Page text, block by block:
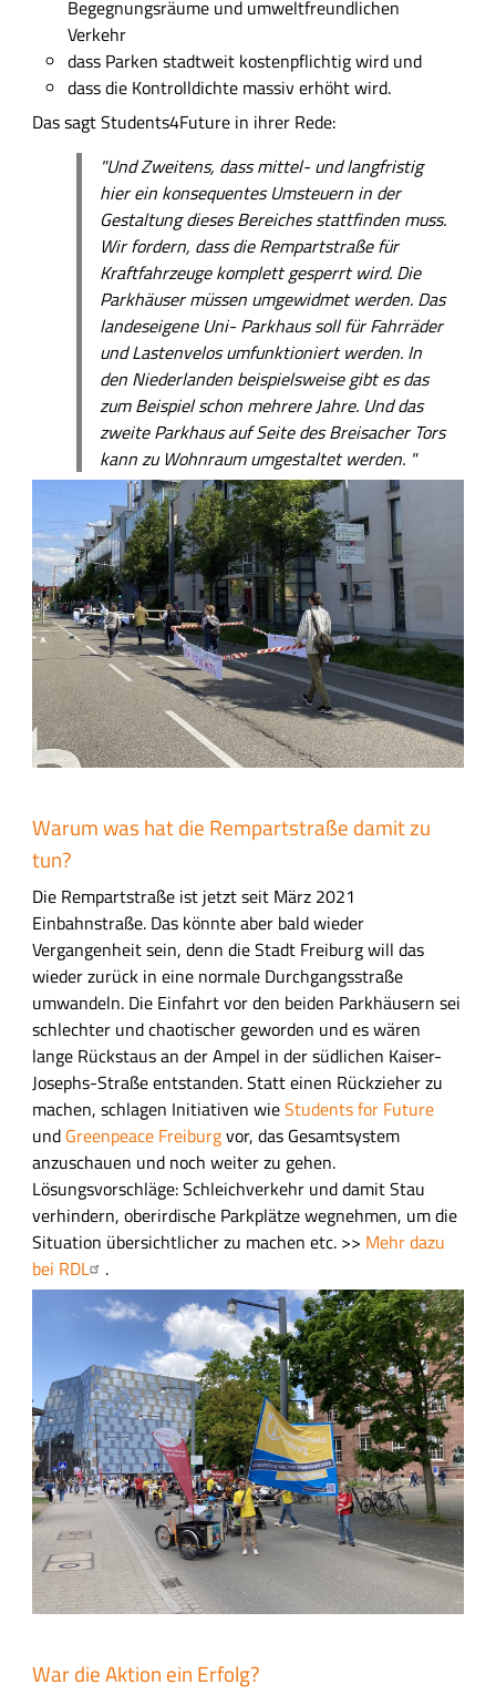
Begegnungsräume und umweltfreundlichen
Verkehr
dass Parken stadtweit kostenpflichtig wird und
dass die Kontrolldichte massiv erhöht wird.
Das sagt Students4Future in ihrer Rede:
"Und Zweitens, dass mittel- und langfristig
hier ein konsequentes Umsteuern in der
Gestaltung dieses Bereiches stattfinden muss.
Wir fordern, dass die Rempartstraße für
Kraftfahrzeuge komplett gesperrt wird. Die
Parkhäuser müssen umgewidmet werden. Das
landeseigene Uni- Parkhaus soll für Fahrräder
und Lastenvelos umfunktioniert werden. In
den Niederlanden beispielsweise gibt es das
zum Beispiel schon mehrere Jahre. Und das
zweite Parkhaus auf Seite des Breisacher Tors
kann zu Wohnraum umgestaltet werden. "
l
Warum was hat die Rempartstraße damit zu
tun?
Die Rempartstraße ist jetzt seit März 2021
Einbahnstraße. Das könnte aber bald wieder
Vergangenheit sein, denn die Stadt Freiburg will das
wieder zurück in eine normale Durchgangsstraße
umwandeln. Die Einfahrt vor den beiden Parkhäusern sei
schlechter und chaotischer geworden und es wären
lange Rückstaus an der Ampel in der südlichen Kaiser-
Josephs-Straße entstanden. Statt einen Rückzieher zu
machen, schlagen Initiativen wieStudents for Future
und Greenpeace Freiburgvor, das Gesamtsystem
anzuschauen und noch weiter zu gehen.
Lösungsvorschläge: Schleichverkehr und damit Stau
verhindern, oberirdische Parkplätze wegnehmen, um die
Situation übersichtlicher zu machen etc. >> Mehr dazu
bei RDL
.
War die Aktion ein Erfolg?